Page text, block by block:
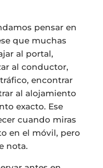
pensar en
que muchas
al portal,
al conductor,
encontrar
al alojamiento
exacto. Ese
cuando miras
en el móvil, pero
nota.